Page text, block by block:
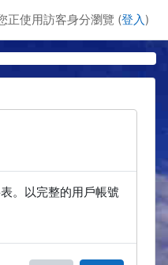
正使用訪客身分瀏覽 (登入 )
。以完整的用戶帳號